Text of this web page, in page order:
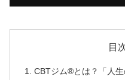
目
CBTジム®とは？「人